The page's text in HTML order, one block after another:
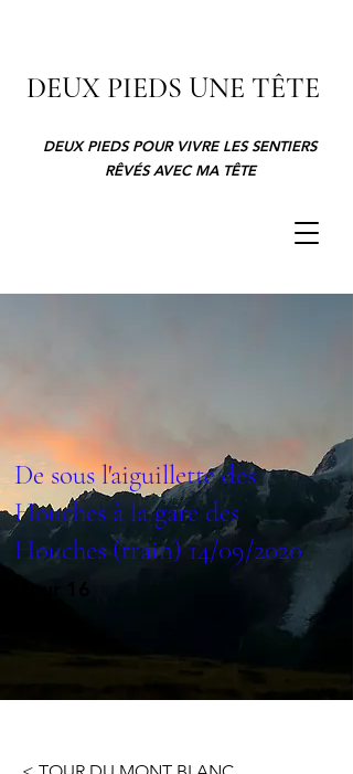
DEUX PIEDS UNE TÊTE
DEUX PIEDS POUR VIVRE LES SENTIERS
RÊVÉS AVEC MA TÊTE
De sous l'aiguillette des
Houches à la gare des
Houches (train) 14/09/2020
Jour 16